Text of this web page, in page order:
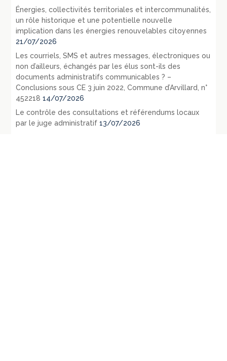
Énergies, collectivités territoriales et intercommunalités,
un rôle historique et une potentielle nouvelle
implication dans les énergies renouvelables citoyennes
21/07/2026
Les courriels, SMS et autres messages, électroniques ou
non d’ailleurs, échangés par les élus sont-ils des
documents administratifs communicables ? –
Conclusions sous CE 3 juin 2022, Commune d’Arvillard, n°
452218 14/07/2026
Le contrôle des consultations et référendums locaux
par le juge administratif 13/07/2026